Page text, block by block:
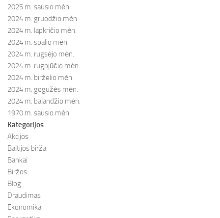
2025 m. sausio mėn.
2024 m. gruodžio mėn.
2024 m. lapkričio mėn.
2024 m. spalio mėn.
2024 m. rugsėjo mėn.
2024 m. rugpjūčio mėn.
2024 m. birželio mėn.
2024 m. gegužės mėn.
2024 m. balandžio mėn.
1970 m. sausio mėn.
Kategorijos
Akcijos
Baltijos birža
Bankai
Biržos
Blog
Draudimas
Ekonomika